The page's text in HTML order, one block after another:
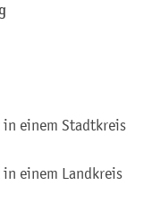
einem Stadtkreis
einem Landkreis